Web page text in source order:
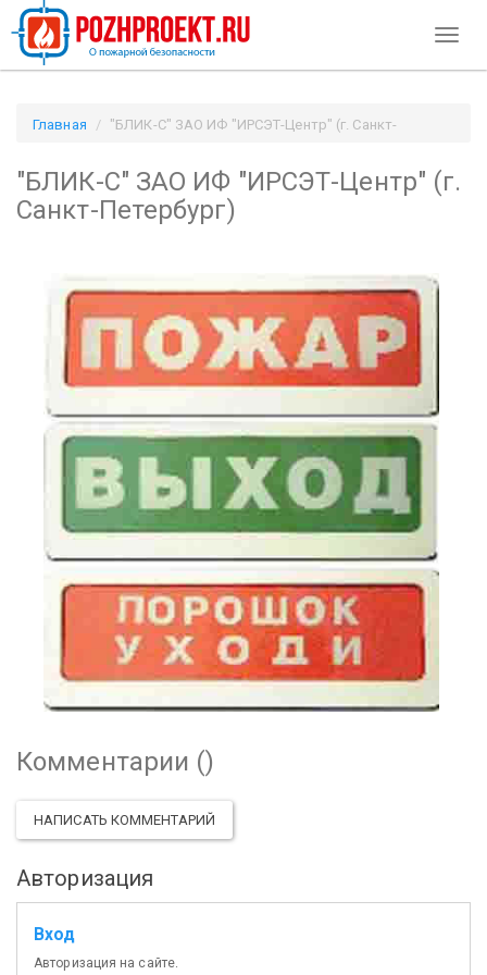
Главная
"БЛИК-С" ЗАО ИФ "ИРСЭТ-Центр" (г. Санкт-
"БЛИК-С" ЗАО ИФ "ИРСЭТ-Центр" (г.
Санкт-Петербург)
Комментарии ()
НАПИСАТЬ КОММЕНТАРИЙ
Авторизация
Вход
Авторизация на сайте.